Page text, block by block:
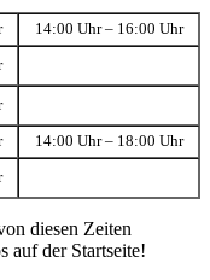
14:00 Uhr – 16:00 Uhr
14:00 Uhr – 18:00 Uhr
diesen Zeiten
auf der Startseite!